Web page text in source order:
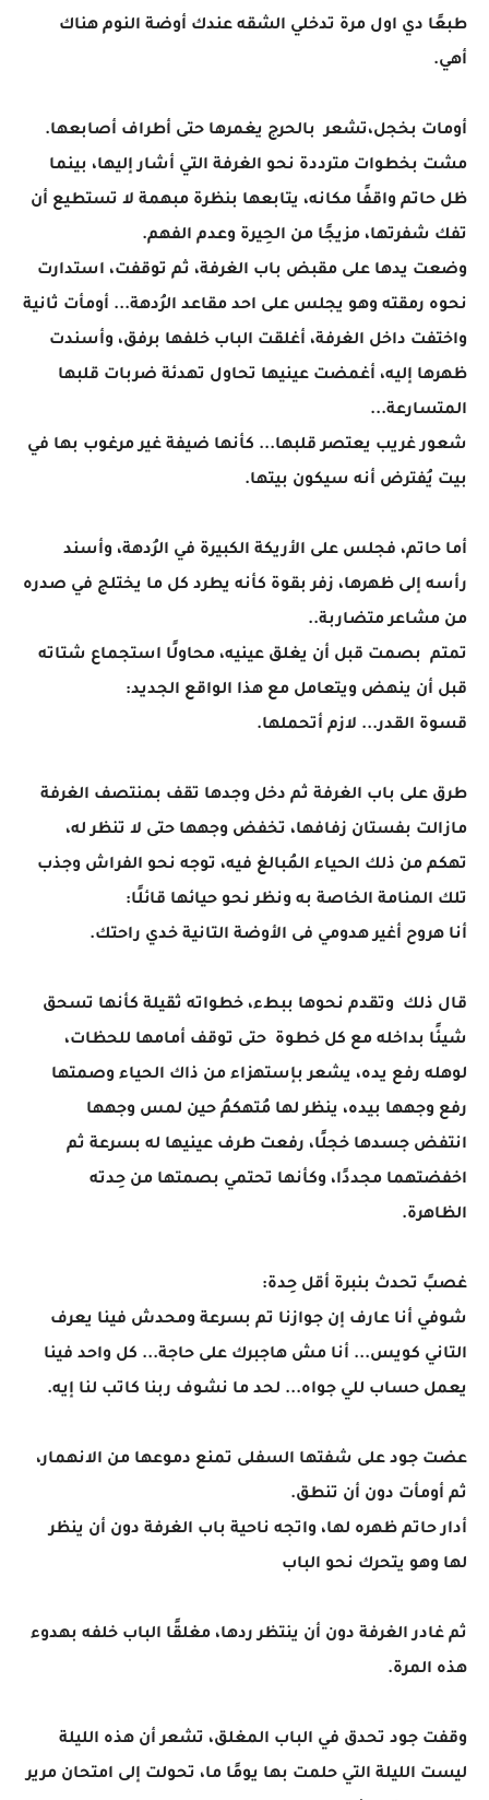
طبعًا دي اول مرة تدخلي الشقه عندك أوضة النوم هناك
أهي.
أومات بخجل،تشعر بالحرج يغمرها حتى أطراف أصابعها.
مشت بخطوات مترددة نحو الغرفة التي أشار إليها، بينما
ظل حاتم واقفًا مكانه، يتابعها بنظرة مبهمة لا تستطيع أن
تفك شفرتها، مزيجًا من الحِيرة وعدم الفهم.
وضعت يدها على مقبض باب الغرفة، ثم توقفت، استدارت
نحوه رمقته وهو يجلس على احد مقاعد الرُدهة... أومأت ثانية
واختفت داخل الغرفة، أغلقت الباب خلفها برفق، وأسندت
ظهرها إليه، أغمضت عينيها تحاول تهدئة ضربات قلبها
المتسارعة...
شعور غريب يعتصر قلبها... كأنها ضيفة غير مرغوب بها في
بيت يُفترض أنه سيكون بيتها.
أما حاتم، فجلس على الأريكة الكبيرة في الرُدهة، وأسند
رأسه إلى ظهرها، زفر بقوة كأنه يطرد كل ما يختلج في صدره
من مشاعر متضاربة..
تمتم بصمت قبل أن يغلق عينيه، محاولًا استجماع شتاته
قبل أن ينهض ويتعامل مع هذا الواقع الجديد:
قسوة القدر... لازم أتحملها.
طرق على باب الغرفة ثم دخل وجدها تقف بمنتصف الغرفة
مازالت بفستان زفافها، تخفض وجهها حتى لا تنظر له،
تهكم من ذلك الحياء المُبالغ فيه، توجه نحو الفراش وجذب
تلك المنامة الخاصة به ونظر نحو حيائها قائلًا:
أنا هروح أغير هدومي فى الأوضة التانية خدي راحتك.
قال ذلك وتقدم نحوها ببطء، خطواته ثقيلة كأنها تسحق
شيئًا بداخله مع كل خطوة حتى توقف أمامها للحظات،
لوهله رفع يده، يشعر بإستهزاء من ذاك الحياء وصمتها
رفع وجهها بيده، ينظر لها مُتهكمُ حين لمس وجهها
انتفض جسدها خجلًا، رفعت طرف عينيها له بسرعة ثم
اخفضتهما مجددًا، وكأنها تحتمي بصمتها من حِدته
الظاهرة.
غصبً تحدث بنبرة أقل حِدة:
شوفي أنا عارف إن جوازنا تم بسرعة ومحدش فينا يعرف
التاني كويس... أنا مش هاجبرك على حاجة... كل واحد فينا
يعمل حساب للي جواه... لحد ما نشوف ربنا كاتب لنا إيه.
عضت جود على شفتها السفلى تمنع دموعها من الانهمار،
ثم أومأت دون أن تنطق.
أدار حاتم ظهره لها، واتجه ناحية باب الغرفة دون أن ينظر
لها وهو يتحرك نحو الباب
ثم غادر الغرفة دون أن ينتظر ردها، مغلقًا الباب خلفه بهدوء
هذه المرة.
وقفت جود تحدق في الباب المغلق، تشعر أن هذه الليلة
ليست الليلة التي حلمت بها يومًا ما، تحولت إلى امتحان مرير